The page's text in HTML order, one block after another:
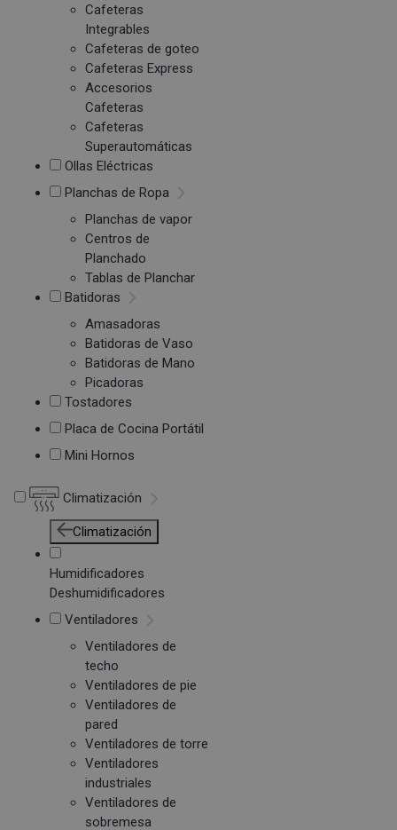
Cafeteras
Integrables
Cafeteras de goteo
Cafeteras Express
Accesorios
Cafeteras
Cafeteras
Superautomáticas
Ollas Eléctricas
Planchas de Ropa
Planchas de vapor
Centros de
Planchado
Tablas de Planchar
Batidoras
Amasadoras
Batidoras de Vaso
Batidoras de Mano
Picadoras
Tostadores
Placa de Cocina Portátil
Mini Hornos
Climatización
Climatización
Humidificadores
Deshumidificadores
Ventiladores
Ventiladores de
techo
Ventiladores de pie
Ventiladores de
pared
Ventiladores de torre
Ventiladores
industriales
Ventiladores de
sobremesa